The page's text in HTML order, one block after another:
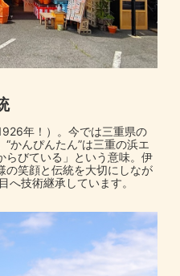
年！）。今では三重県の
かんぴんたん”は三重の浜エ
らびている」という意味。伊
の笑顔と伝統を大切にしなが
へ技術継承しています。